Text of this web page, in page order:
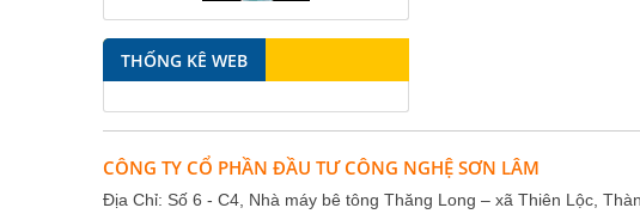
Falcon S-350 Chất chống gỉ bôi
trơn đa năng – Multipurpose
THỐNG KÊ WEB
CÔNG TY CỔ PHẦN ĐẦU TƯ CÔNG NGHỆ SƠN LÂM
Địa Chỉ: Số 6 - C4, Nhà máy bê tông Thăng Long – xã Thiên Lộc,